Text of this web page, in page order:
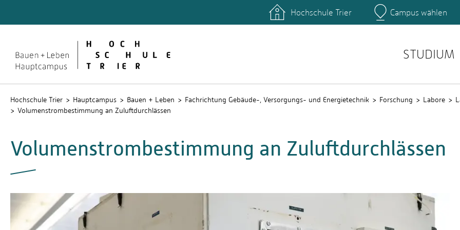
Studierende
Hochschule Trier Campus wählen
STUDIUM
Hochschule Trier Hauptcampus Bauen + Leben Fachrichtung Gebäude-, Versorgungs- und Energietechnik Forschung Labore
Volumenstrombestimmung an Zuluftdurchlässen
Volumenstrombestimmung an Zuluftdurchlässen